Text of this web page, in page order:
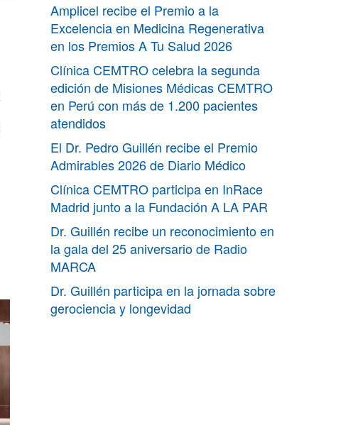
Amplicel recibe el Premio a la
Excelencia en Medicina Regenerativa
en los Premios A Tu Salud 2026
Clínica CEMTRO celebra la segunda
edición de Misiones Médicas CEMTRO
en Perú con más de 1.200 pacientes
atendidos
El Dr. Pedro Guillén recibe el Premio
Admirables 2026 de Diario Médico
Clínica CEMTRO participa en InRace
Madrid junto a la Fundación A LA PAR
Dr. Guillén recibe un reconocimiento en
la gala del 25 aniversario de Radio
MARCA
Dr. Guillén participa en la jornada sobre
gerociencia y longevidad